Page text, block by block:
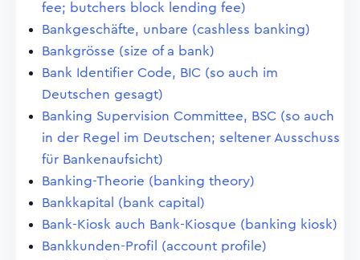
fee; butchers block lending fee)
Bankgeschäfte, unbare (cashless banking)
Bankgrösse (size of a bank)
Bank Identifier Code, BIC (so auch im
Deutschen gesagt)
Banking Supervision Committee, BSC (so auch
in der Regel im Deutschen; seltener Ausschuss
für Bankenaufsicht)
Banking-Theorie (banking theory)
Bankkapital (bank capital)
Bank-Kiosk auch Bank-Kiosque (banking kiosk)
Bankkunden-Profil (account profile)